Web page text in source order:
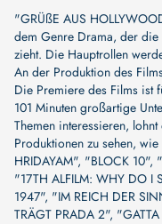
"GRÜßE AUS
dem Genre Drama, der die
zieht. Die Hauptrollen
An der Produktion des
Die Premiere des Films ist
101 Minuten großartige
Themen interessieren,
Produktionen zu sehen,
HRIDAYAM", "BLOCK 10",
"17TH ALFILM: WHY DO I
1947", "IM REICH DER
TRÄGT PRADA 2",